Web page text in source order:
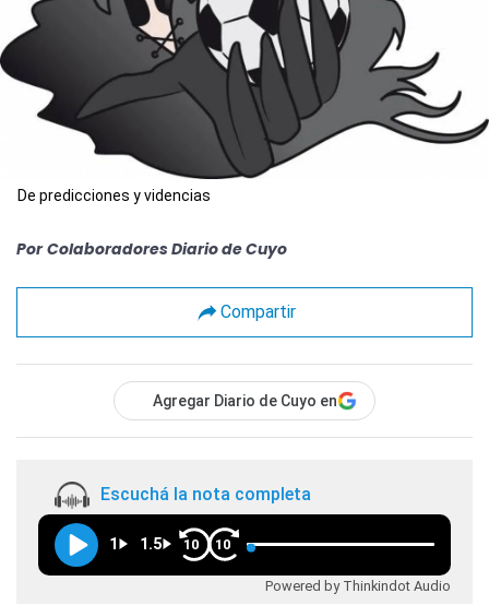
De predicciones y videncias
Por Colaboradores Diario de Cuyo
Compartir
Agregar Diario de Cuyo en
Escuchá la nota completa
1 1.5 10 10
Powered by Thinkindot Audio